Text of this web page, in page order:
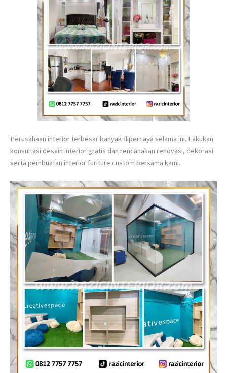
Perusahaan interior terbesar banyak dipercaya selama ini. Lakukan
konsultasi desain interior gratis dan rencanakan renovasi, dekorasi
serta pembuatan interior furiture custom bersama kami.